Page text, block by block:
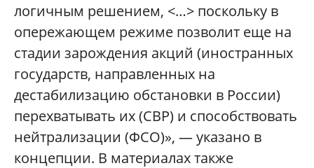
логичным решением, <…> поскольку в
опережающем режиме позволит еще на
стадии зарождения акций (иностранных
государств, направленных на
дестабилизацию обстановки в России)
перехватывать их (СВР) и способствовать
нейтрализации (ФСО)», — указано в
концепции. В материалах также